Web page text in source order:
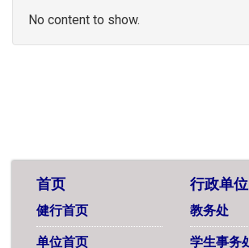
No content to show.
首页
健行首页
单位首页
行政单位
教务处
学生事务